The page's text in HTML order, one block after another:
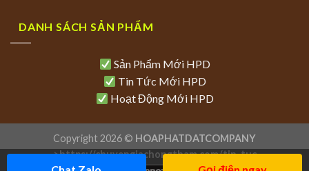
DANH SÁCH SẢN PHẨM
Sản Phẩm Mới HPD
Tin Tức Mới HPD
Hoạt Động Mới HPD
Copyright 2026 © HOAPHATDATCOMPANY
>https://chuyengiachongtham.com/tin-tuc